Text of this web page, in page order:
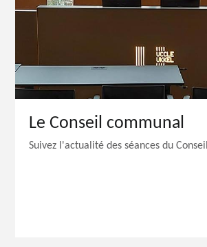
Le Conseil communal
Suivez l'actualité des séances du